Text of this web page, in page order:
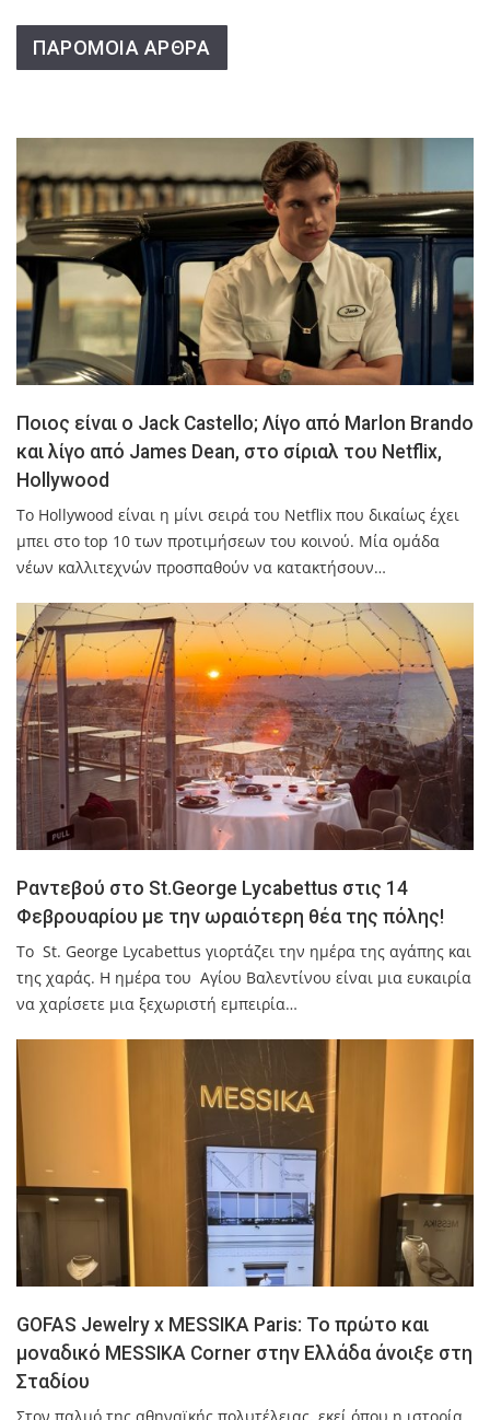
ΠΑΡΟΜΟΙΑ ΑΡΘΡΑ
Ποιος είναι ο Jack Castello; Λίγο από Marlon Brando
και λίγο από James Dean, στο σίριαλ του Netflix,
Hollywood
To Hollywood είναι η μίνι σειρά του Netflix που δικαίως έχει
μπει στο top 10 των προτιμήσεων του κοινού. Μία ομάδα
νέων καλλιτεχνών προσπαθούν να κατακτήσουν…
Ραντεβού στο St.George Lycabettus στις 14
Φεβρουαρίου με την ωραιότερη θέα της πόλης!
Το St. George Lycabettus γιορτάζει την ημέρα της αγάπης και
της χαράς. Η ημέρα του Αγίου Βαλεντίνου είναι μια ευκαιρία
να χαρίσετε μια ξεχωριστή εμπειρία…
GOFAS Jewelry x MESSIKA Paris: Το πρώτο και
μοναδικό MESSIKA Corner στην Ελλάδα άνοιξε στη
Σταδίου
Στον παλμό της αθηναϊκής πολυτέλειας, εκεί όπου η ιστορία